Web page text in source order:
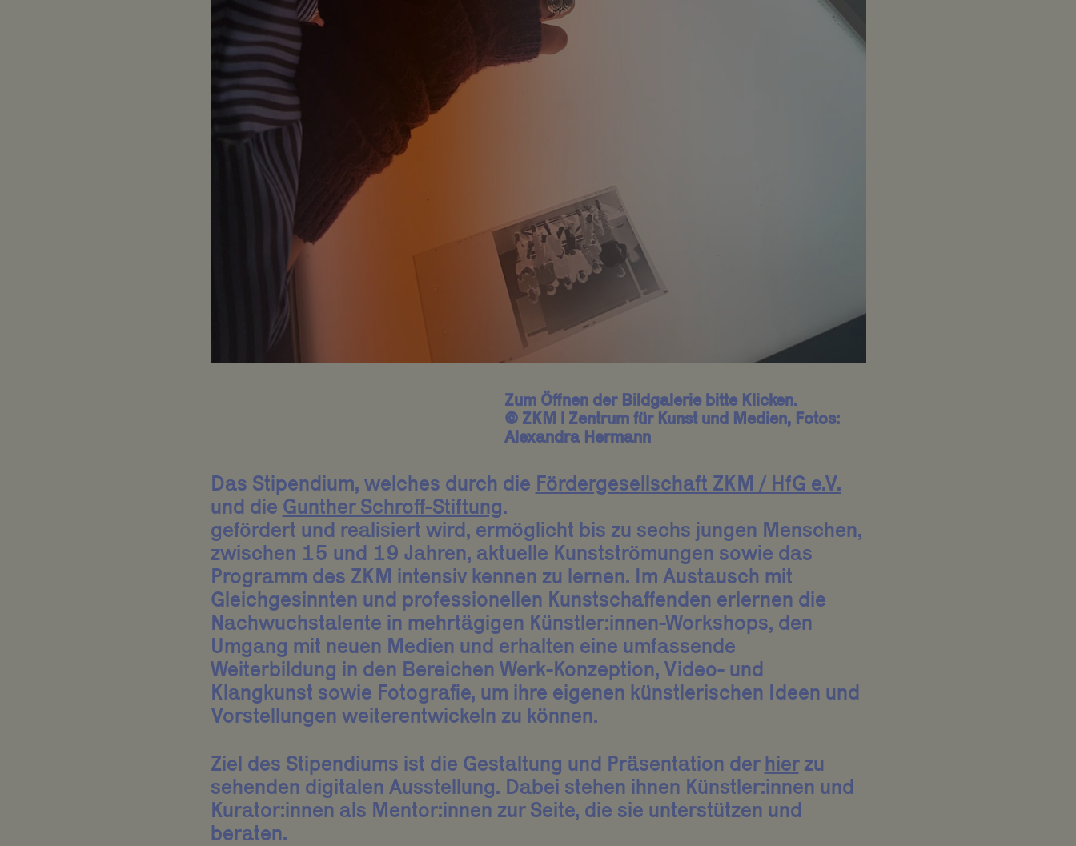
Zum Öffnen der Bildgalerie bitte Klicken.
© ZKM | Zentrum für Kunst und Medien, Fotos:
Alexandra Hermann
Das Stipendium, welches durch die Fördergesellschaft ZKM / HfG e.V.
und die Gunther Schroff-Stiftung.
gefördert und realisiert wird, ermöglicht bis zu sechs jungen Menschen,
zwischen 15 und 19 Jahren, aktuelle Kunstströmungen sowie das
Programm des ZKM intensiv kennen zu lernen. Im Austausch mit
Gleichgesinnten und professionellen Kunstschaffenden erlernen die
Nachwuchstalente in mehrtägigen Künstler:innen-Workshops, den
Umgang mit neuen Medien und erhalten eine umfassende
Weiterbildung in den Bereichen Werk-Konzeption, Video- und
Klangkunst sowie Fotografie, um ihre eigenen künstlerischen Ideen und
Vorstellungen weiterentwickeln zu können.
Ziel des Stipendiums ist die Gestaltung und Präsentation der hierzu
sehenden digitalen Ausstellung. Dabei stehen ihnen Künstler:innen und
Kurator:innen als Mentor:innen zur Seite, die sie unterstützen und
beraten.